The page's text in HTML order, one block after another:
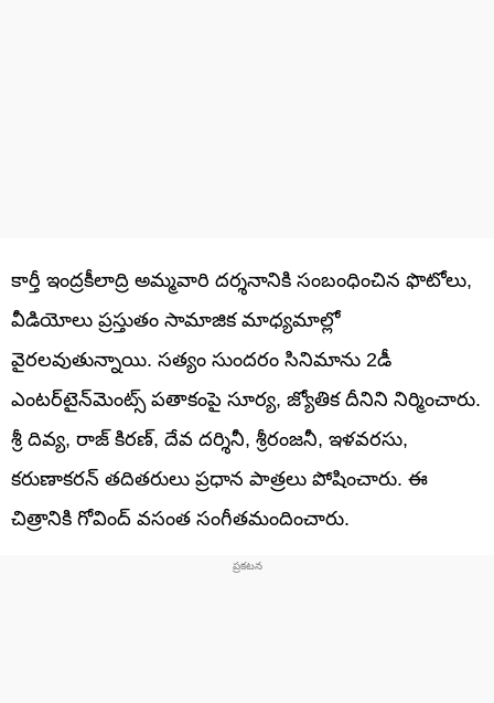
కార్తీ ఇంద్రకీలాద్రి అమ్మవారి దర్శనానికి సంబంధించిన ఫొటోలు,
వీడియోలు ప్రస్తుతం సామాజిక మాధ్యమాల్లో
వైరలవుతున్నాయి. సత్యం సుందరం సినిమాను 2డీ
ఎంటర్‌టైన్‌మెంట్స్‌ పతాకంపై సూర్య, జ్యోతిక దీనిని నిర్మించారు.
శ్రీ దివ్య, రాజ్ కిరణ్, దేవ దర్శినీ, శ్రీరంజనీ, ఇళవరసు,
కరుణాకరన్ తదితరులు ప్రధాన పాత్రలు పోషించారు. ఈ
చిత్రానికి గోవింద్‌ వసంత సంగీతమందించారు.